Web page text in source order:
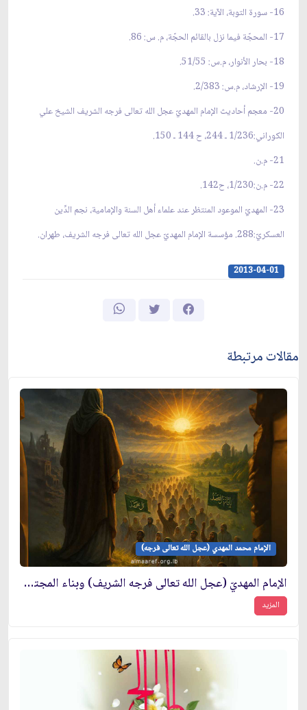
16- سورة التوبة، الآية: 33.
17- المحجّة فيما نزل بالقائم الحجّة، م. س: 86.
18- بحار الأنوار، م.س: 51/55.
19- الإرشاد، م.س: 2/383.
20- معجم أحاديث الإمام المهديّ عجل الله تعالى فرجه الشريف الشيخ علي
الكوراني:1/236 ـ 244، ح 144 ـ 150.
21- م.ن.
22- م.ن:1/230، ح142.
23- المهديّ الموعود المنتظر عند علماء أهل السنة والإمامية، نجم الدِّين
العسكريّ:288. مؤسسة الإمام المهديّ عجل الله تعالى فرجه الشريف، طهران.
2013-04-01
مقالات مرتبطة
الإمام محمد المهدي (عجل الله تعالى فرجه)
الإمام المهديّ (عجل الله تعالى فرجه الشريف) وبناء المجتمع الإنساني
المزيد